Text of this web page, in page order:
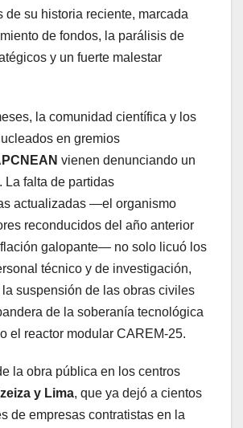
de su historia reciente, marcada
de fondos, la parálisis de
y un fuerte malestar
la comunidad científica y los
en gremios
vienen denunciando un
La falta de partidas
actualizadas —el organismo
reconducidos del año anterior
galopante— no solo licuó los
técnico y de investigación,
suspensión de las obras civiles
de la soberanía tecnológica
el reactor modular CAREM-25.
la obra pública en los centros
y Lima, que ya dejó a cientos
de empresas contratistas en la